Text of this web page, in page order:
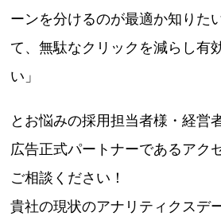
ーンを分けるのが最適か知りた
て、無駄なクリックを減らし有
い」
とお悩みの採用担当者様・経営
広告正式パートナーであるアク
ご相談ください！
貴社の現状のアナリティクスデ